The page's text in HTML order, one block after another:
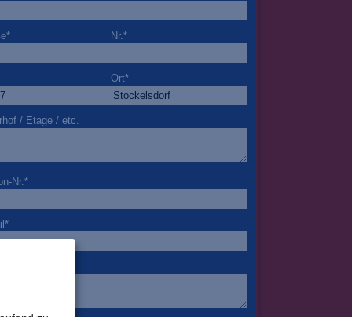
* Nr.*
Ort*
/ Etage / etc.
Nr. *
*